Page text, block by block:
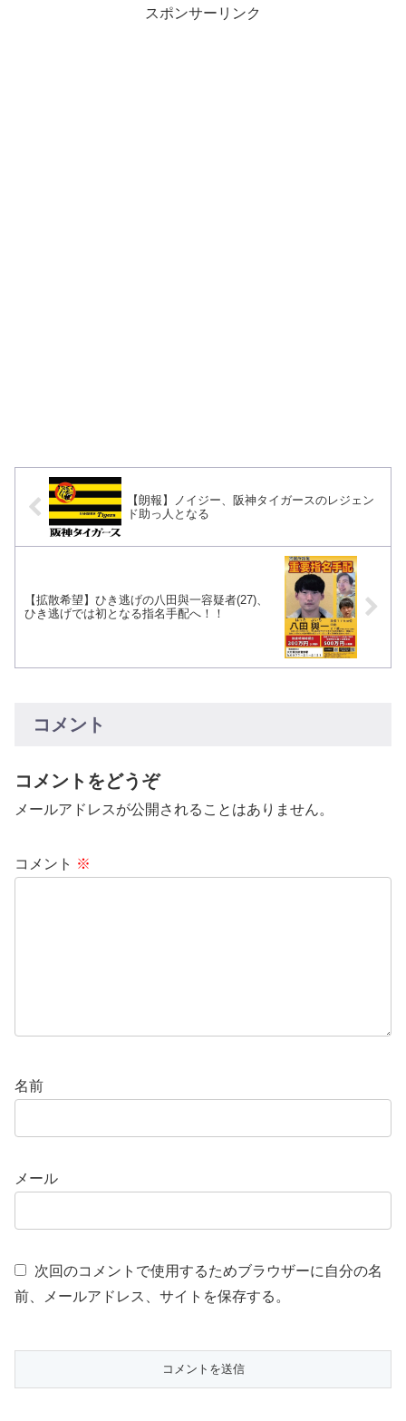
スポンサーリンク
【朗報】ノイジー、阪神タイガースのレジェン
ド助っ人となる
【拡散希望】ひき逃げの八田與一容疑者(27)、
ひき逃げでは初となる指名手配へ！！
コメント
コメントをどうぞ
メールアドレスが公開されることはありません。
コメント ※
名前
メール
次回のコメントで使用するためブラウザーに自分の名
前、メールアドレス、サイトを保存する。